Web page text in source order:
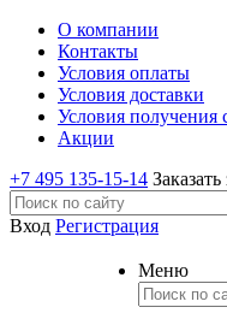
О компании
Контакты
Условия оплаты
Условия доставки
Условия получения
Акции
+7 495 135-15-14
Вход Регистрация
Меню